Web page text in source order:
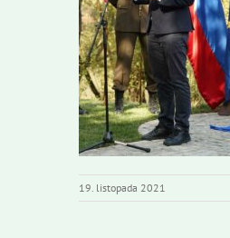
19. listopada 2021